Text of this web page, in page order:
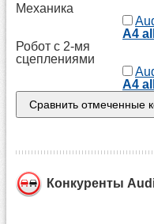
Механика
A4
Робот с 2-мя
сцеплениями
A4
Конкуренты